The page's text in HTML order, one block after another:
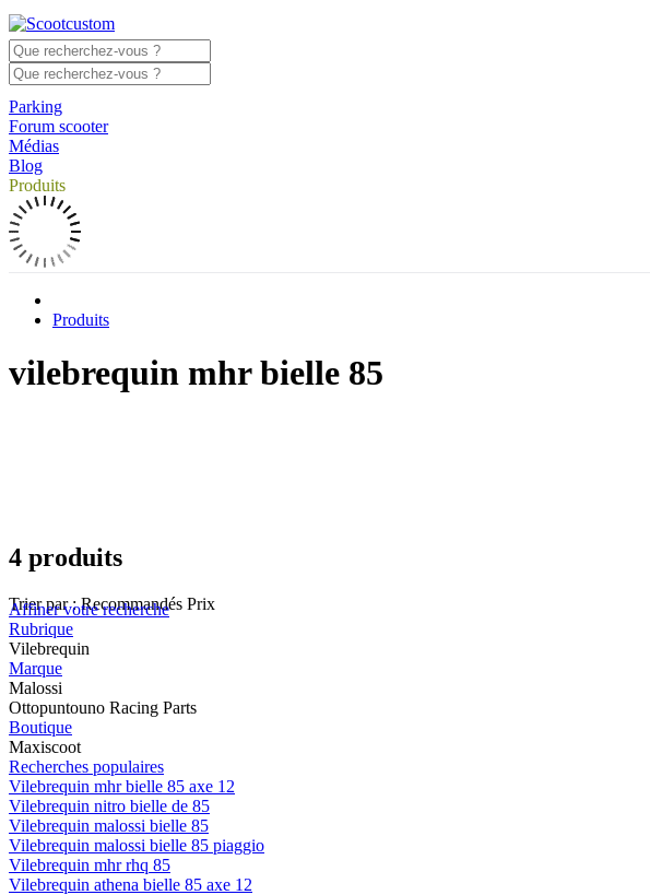
Parking
Forum scooter
Médias
Blog
Produits
Produits
vilebrequin mhr bielle 85
4 produits
Trier par : Recommandés Prix
Affiner votre recherche
Rubrique
Vilebrequin
Marque
Malossi
Ottopuntouno Racing Parts
Boutique
Maxiscoot
Recherches populaires
Vilebrequin mhr bielle 85 axe 12
Vilebrequin nitro bielle de 85
Vilebrequin malossi bielle 85
Vilebrequin malossi bielle 85 piaggio
Vilebrequin mhr rhq 85
Vilebrequin athena bielle 85 axe 12